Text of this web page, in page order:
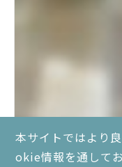
本サイトではより
okie情報を通して